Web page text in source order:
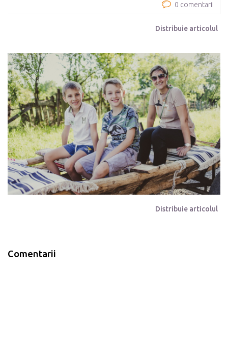
0 comentarii
Distribuie articolul
Distribuie articolul
Comentarii